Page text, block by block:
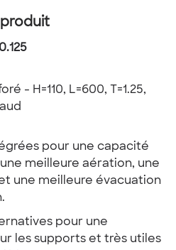
- H=110, L=600, T=1.25,
pour une capacité
meilleure aération, une
une meilleure évacuation
pour une
les supports et très utiles